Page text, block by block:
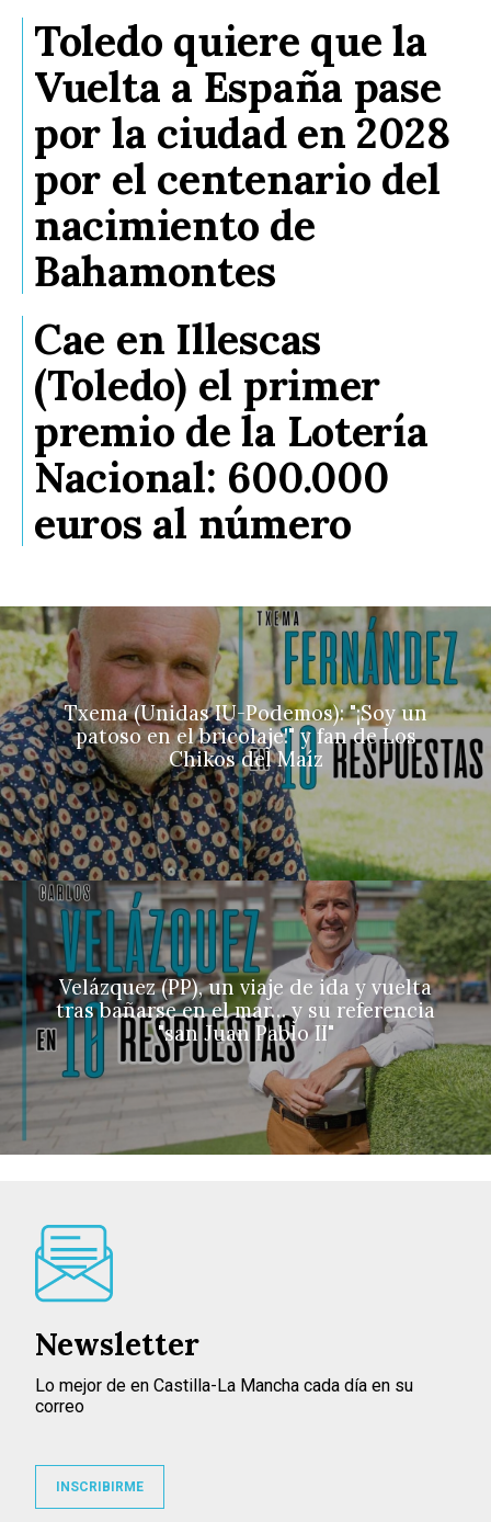
Toledo quiere que la
Vuelta a España pase
por la ciudad en 2028
por el centenario del
nacimiento de
Bahamontes
Cae en Illescas
(Toledo) el primer
premio de la Lotería
Nacional: 600.000
euros al número
Txema (Unidas IU-Podemos): "¡Soy un
patoso en el bricolaje!" y fan de Los
Chikos del Maíz
Velázquez (PP), un viaje de ida y vuelta
tras bañarse en el mar… y su referencia
"san Juan Pablo II"
Newsletter
Lo mejor de en Castilla-La Mancha cada día en su
correo
INSCRIBIRME